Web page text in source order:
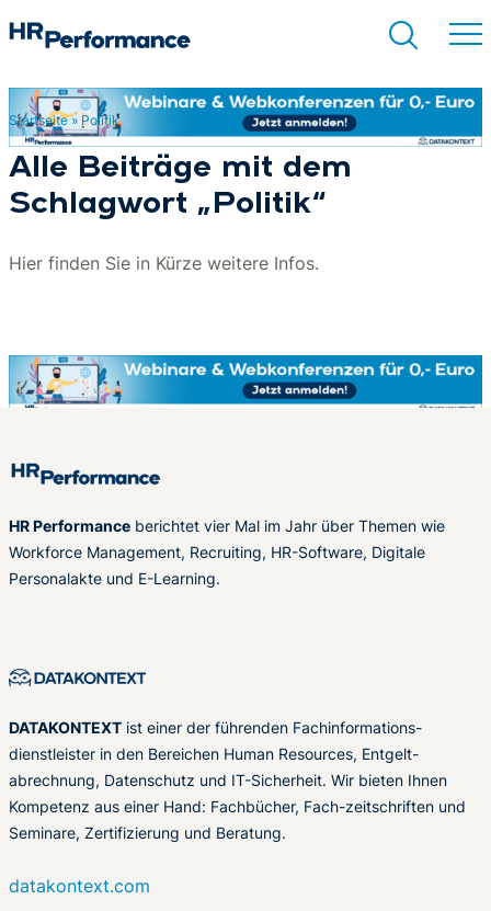
Suchen
Startseite» Politik
Alle Beiträge mit dem
Schlagwort „Politik“
Hier finden Sie in Kürze weitere Infos.
HR Performance berichtet vier Mal im Jahr über Themen wie
Workforce Management, Recruiting, HR-Software, Digitale
Personalakte und E-Learning.
DATAKONTEXT ist einer der führenden Fachinformations-
dienstleister in den Bereichen Human Resources, Entgelt-
abrechnung, Datenschutz und IT-Sicherheit. Wir bieten Ihnen
Kompetenz aus einer Hand: Fachbücher, Fach-zeitschriften und
Seminare, Zertifizierung und Beratung.
datakontext.com